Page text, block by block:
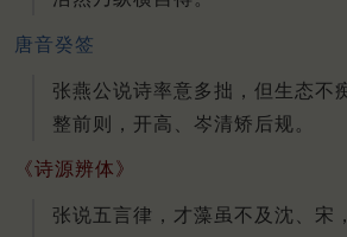
唐音癸签
张燕公说诗率意多拙，但生态不
整前则，开高、岑清矫后规。
《诗源辨体》
张说五言律，才藻虽不及沈、宋